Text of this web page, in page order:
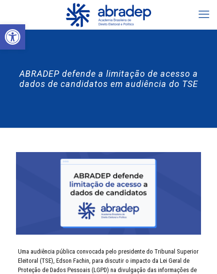
Abrir a barra de ferramentas
ABRADEP defende a limitação de acesso a
dados de candidatos em audiência do TSE
Uma audiência pública convocada pelo presidente do Tribunal Superior
Eleitoral (TSE), Edson Fachin, para discutir o impacto da Lei Geral de
Proteção de Dados Pessoais (LGPD) na divulgação das informações de